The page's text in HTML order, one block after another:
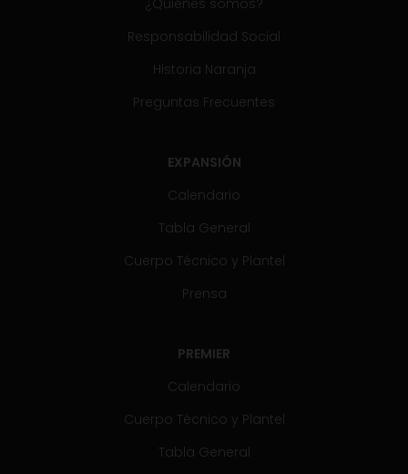
Responsabilidad Social
Historia Naranja
Preguntas Frecuentes
EXPANSIÓN
Calendario
Tabla General
Cuerpo Técnico y Plantel
Prensa
PREMIER
Calendario
Cuerpo Técnico y Plantel
Tabla General